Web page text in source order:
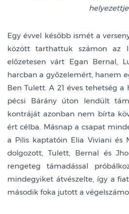
helyezettje
Egy évvel később ismét a
között tarthattuk számon az
előzetesen várt Egan Bernal,
harcban a győzelemért, hanem
Ben Tulett. A 21 éves tehetség a
pécsi Bárány úton lendült
kontráját azonban nem bírta
ért célba. Másnap a csapat
a Pilis kaptatóin Elia Viviani és
dolgozott, Tulett, Bernal és
rengeteg támadással
mindegyiket átvészelte, így a
második foka jutott a